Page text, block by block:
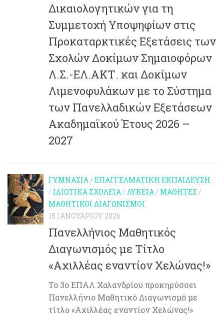
Δικαιολογητικών για τη
Συμμετοχή Υποψηφίων στις
Προκαταρκτικές Εξετάσεις των
Σχολών Δοκίμων Σημαιοφόρων
Λ.Σ.-ΕΛ.ΑΚΤ. και Δοκίμων
Λιμενοφυλάκων με το Σύστημα
των Πανελλαδικών Εξετάσεων
Ακαδημαϊκού Έτους 2026 –
2027
ΓΥΜΝΆΣΙΑ / ΕΠΑΓΓΕΛΜΑΤΙΚΉ ΕΚΠΑΊΔΕΥΣΗ
/ ΙΔΙΩΤΙΚΆ ΣΧΟΛΕΊΑ / ΛΎΚΕΙΑ / ΜΑΘΗΤΈΣ /
ΜΑΘΗΤΙΚΟΊ ΔΙΑΓΩΝΙΣΜΟΊ
15 ΙΑΝΟΥΑΡΊΟΥ 2026
Πανελλήνιος Μαθητικός
Διαγωνισμός με Τίτλο
«Αχιλλέας εναντίον Χελώνας!»
Το 3ο ΕΠΑΛ Χαλανδρίου προκηρύσσει
Πανελλήνιο Μαθητικό Διαγωνισμό με
τίτλο «Αχιλλέας εναντίον Χελώνας!»